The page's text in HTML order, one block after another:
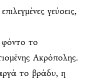
γεύσεις,
φόντο το
Ακρόπολης.
το βράδυ, η